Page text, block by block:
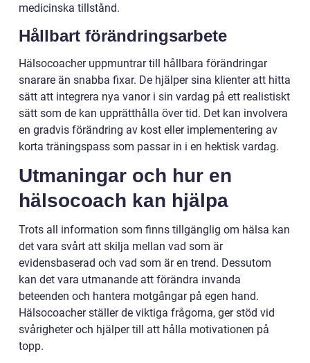
medicinska tillstånd.
Hållbart förändringsarbete
Hälsocoacher uppmuntrar till hållbara förändringar
snarare än snabba fixar. De hjälper sina klienter att hitta
sätt att integrera nya vanor i sin vardag på ett realistiskt
sätt som de kan upprätthålla över tid. Det kan involvera
en gradvis förändring av kost eller implementering av
korta träningspass som passar in i en hektisk vardag.
Utmaningar och hur en
hälsocoach kan hjälpa
Trots all information som finns tillgänglig om hälsa kan
det vara svårt att skilja mellan vad som är
evidensbaserad och vad som är en trend. Dessutom
kan det vara utmanande att förändra invanda
beteenden och hantera motgångar på egen hand.
Hälsocoacher ställer de viktiga frågorna, ger stöd vid
svårigheter och hjälper till att hålla motivationen på
topp.